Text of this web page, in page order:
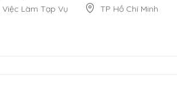
Việc Làm Tạp Vụ TP Hồ Chí Minh